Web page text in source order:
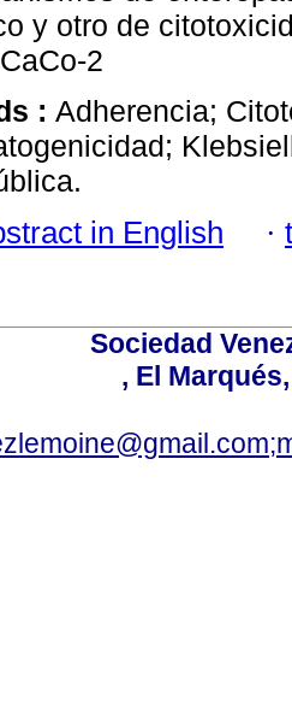
y otro de
2
: Adherencia;
in English ·
Sociedad
, El